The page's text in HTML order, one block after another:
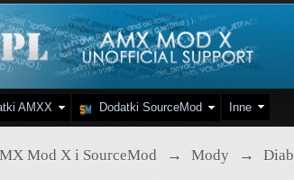
AMXX Dodatki SourceMod Inne
Mod X i SourceMod → Mody →